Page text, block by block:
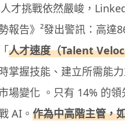
才挑戰依然嚴峻，
報告》²發出警訊：高達
人才速度（Talent
掌握技能、建立所需能
場變化 。只有 14% 的領
AI。 作為中高階主管，